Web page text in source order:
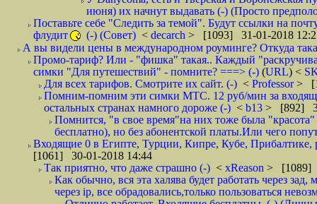
июня) их начнут выдавать (-) (Просто
Поставьте себе "Следить за темой". Будут ссылки на
флудит
(-) (Совет) < decarch > [1093] 31-01-2018
А вы видели цены в международном роуминге? Откуда
Промо-тариф? Или - "фишка" такая.. Каждый
симки "Для путешествий" - помните? ===> (-) (URL) <
Для всех тарифов. Смотрите их сайт. (-) < Professor>
Помним-помним эти симки МТС. 12 руб/мин за
остальных странах намного дороже (-) < b13 > [892]
Помнится, "в свое время"на них тоже была
бесплатно), но без абонентской платы.Или чего
Входящие 0 в Египте, Турции, Кипре, Кубе,
[1061] 30-01-2018 14:44
Так приятно, что даже страшно (-) < xReason > [1089]
Как обычно, вся эта халява будет работать через
через ip, все обрадовались,только пользоваться